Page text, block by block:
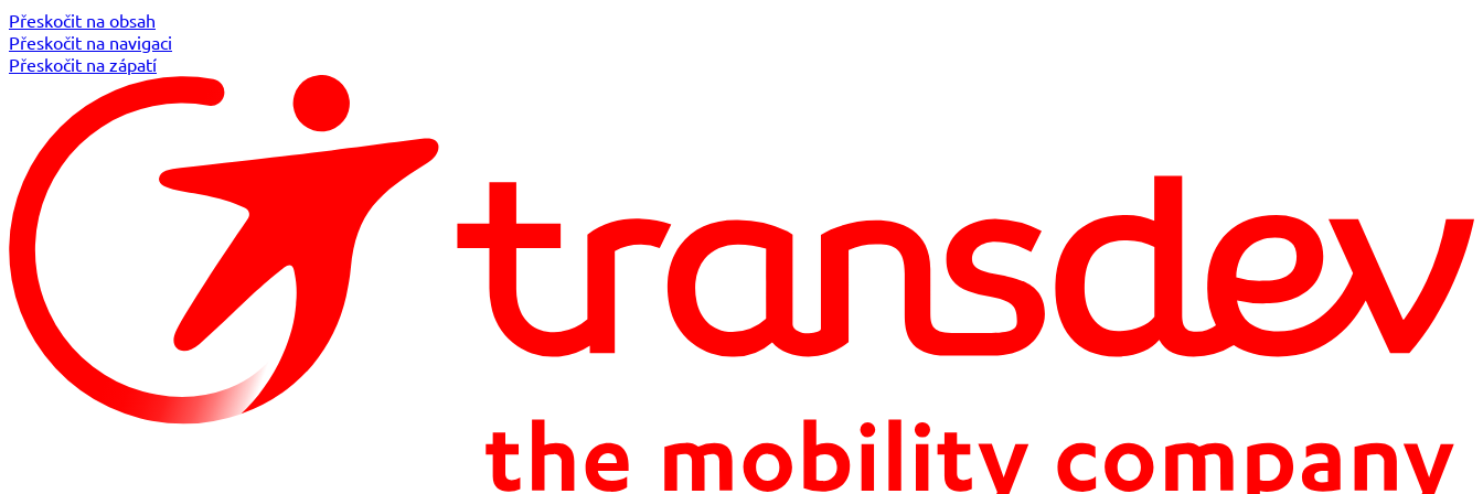
Přeskočit na obsah
Přeskočit na navigaci
Přeskočit na zápatí